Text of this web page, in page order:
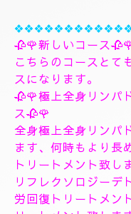
ご予約は事前のご予
空きお時間になります
最短で
１５時30分〜のご予
1６時〜のご予約可
1７時〜のご予約可能
１８時〜のご予約可
１9時〜のご予約可
極上に癒しのトリー
出張＆ルームのご予